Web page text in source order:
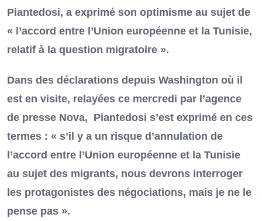
Piantedosi, a exprimé son optimisme au sujet de
« l’accord entre l’Union européenne et la Tunisie,
relatif à la question migratoire ».
Dans des déclarations depuis Washington où il
est en visite, relayées ce mercredi par l’agence
de presse Nova, Piantedosi s’est exprimé en ces
termes : « s’il y a un risque d’annulation de
l’accord entre l’Union européenne et la Tunisie
au sujet des migrants, nous devrons interroger
les protagonistes des négociations, mais je ne le
pense pas ».